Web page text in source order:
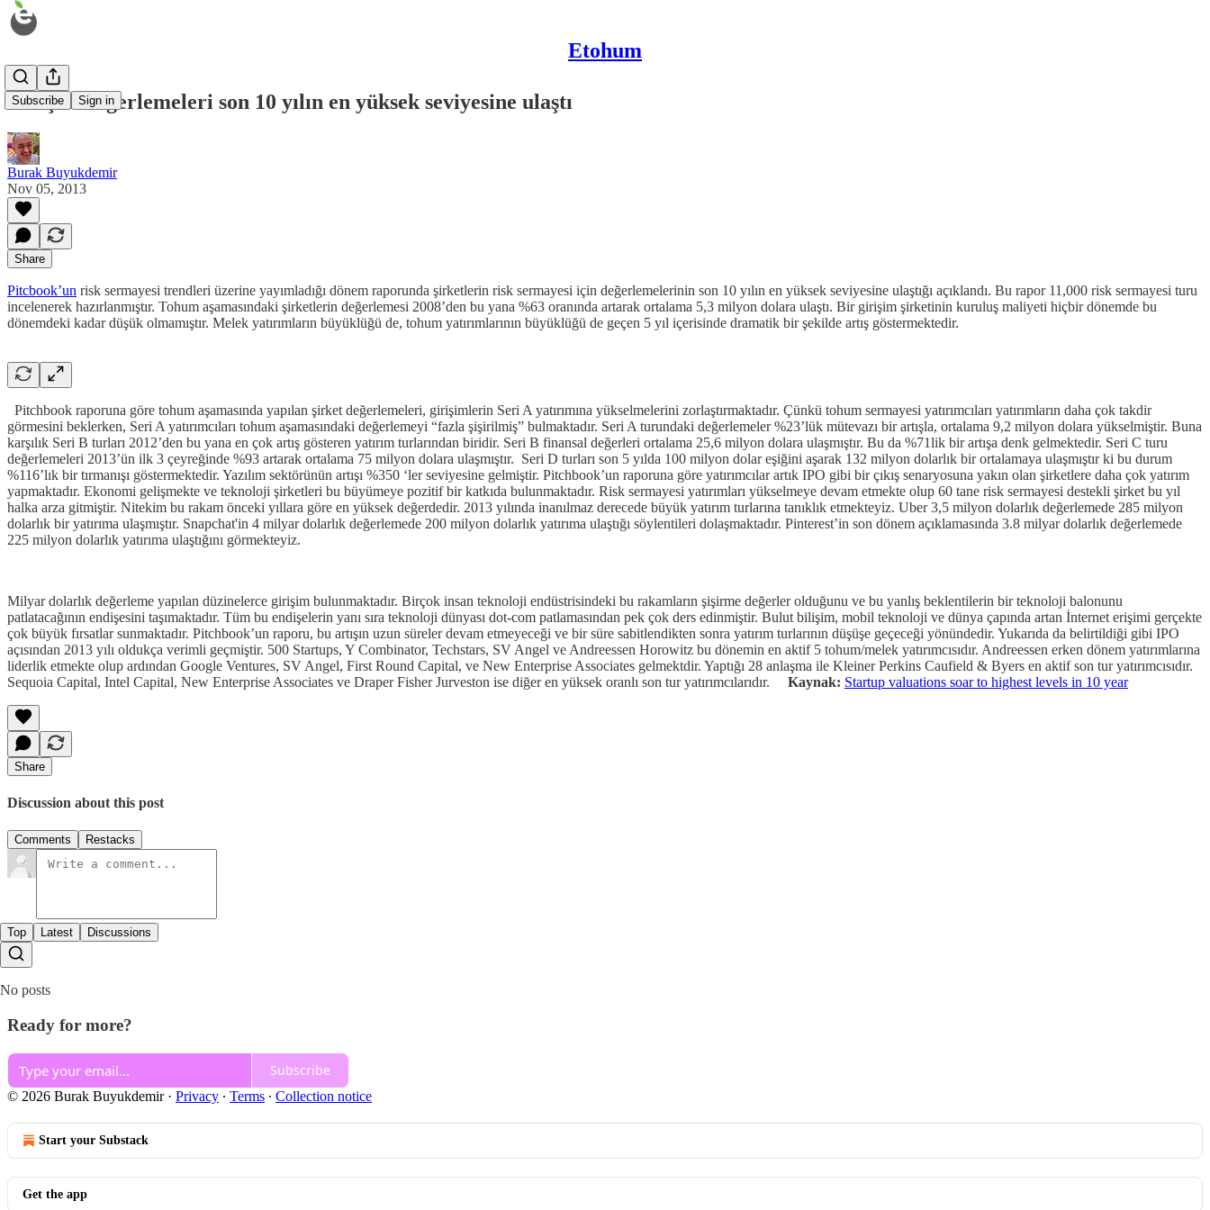
Etohum
Subscribe Sign in
Girişim değerlemeleri son 10 yılın en yüksek seviyesine ulaştı
Burak Buyukdemir
Nov 05, 2013
Share
Pitcbook’un risk sermayesi trendleri üzerine yayımladığı dönem raporunda şirketlerin risk sermayesi için değerlemelerinin son 10 yılın en yüksek seviyesine ulaştığı açıklandı. Bu rapor 11,000 risk sermayesi turu
incelenerek hazırlanmıştır. Tohum aşamasındaki şirketlerin değerlemesi 2008’den bu yana %63 oranında artarak ortalama 5,3 milyon dolara ulaştı. Bir girişim şirketinin kuruluş maliyeti hiçbir dönemde bu
dönemdeki kadar düşük olmamıştır. Melek yatırımların büyüklüğü de, tohum yatırımlarının büyüklüğü de geçen 5 yıl içerisinde dramatik bir şekilde artış göstermektedir.
Pitchbook raporuna göre tohum aşamasında yapılan şirket değerlemeleri, girişimlerin Seri A yatırımına yükselmelerini zorlaştırmaktadır. Çünkü tohum sermayesi yatırımcıları yatırımların daha çok takdir
görmesini beklerken, Seri A yatırımcıları tohum aşamasındaki değerlemeyi “fazla şişirilmiş” bulmaktadır. Seri A turundaki değerlemeler %23’lük mütevazı bir artışla, ortalama 9,2 milyon dolara yükselmiştir. Buna
karşılık Seri B turları 2012’den bu yana en çok artış gösteren yatırım turlarından biridir. Seri B finansal değerleri ortalama 25,6 milyon dolara ulaşmıştır. Bu da %71lik bir artışa denk gelmektedir. Seri C turu
değerlemeleri 2013’ün ilk 3 çeyreğinde %93 artarak ortalama 75 milyon dolara ulaşmıştır. Seri D turları son 5 yılda 100 milyon dolar eşiğini aşarak 132 milyon dolarlık bir ortalamaya ulaşmıştır ki bu durum
%116’lık bir tırmanışı göstermektedir. Yazılım sektörünün artışı %350 ‘ler seviyesine gelmiştir. Pitchbook’un raporuna göre yatırımcılar artık IPO gibi bir çıkış senaryosuna yakın olan şirketlere daha çok yatırım
yapmaktadır. Ekonomi gelişmekte ve teknoloji şirketleri bu büyümeye pozitif bir katkıda bulunmaktadır. Risk sermayesi yatırımları yükselmeye devam etmekte olup 60 tane risk sermayesi destekli şirket bu yıl
halka arza gitmiştir. Nitekim bu rakam önceki yıllara göre en yüksek değerdedir. 2013 yılında inanılmaz derecede büyük yatırım turlarına tanıklık etmekteyiz. Uber 3,5 milyon dolarlık değerlemede 285 milyon
dolarlık bir yatırıma ulaşmıştır. Snapchat'in 4 milyar dolarlık değerlemede 200 milyon dolarlık yatırıma ulaştığı söylentileri dolaşmaktadır. Pinterest’in son dönem açıklamasında 3.8 milyar dolarlık değerlemede
225 milyon dolarlık yatırıma ulaştığını görmekteyiz.
Milyar dolarlık değerleme yapılan düzinelerce girişim bulunmaktadır. Birçok insan teknoloji endüstrisindeki bu rakamların şişirme değerler olduğunu ve bu yanlış beklentilerin bir teknoloji balonunu
patlatacağının endişesini taşımaktadır. Tüm bu endişelerin yanı sıra teknoloji dünyası dot-com patlamasından pek çok ders edinmiştir. Bulut bilişim, mobil teknoloji ve dünya çapında artan İnternet erişimi gerçekte
çok büyük fırsatlar sunmaktadır. Pitchbook’un raporu, bu artışın uzun süreler devam etmeyeceği ve bir süre sabitlendikten sonra yatırım turlarının düşüşe geçeceği yönündedir. Yukarıda da belirtildiği gibi IPO
açısından 2013 yılı oldukça verimli geçmiştir. 500 Startups, Y Combinator, Techstars, SV Angel ve Andreessen Horowitz bu dönemin en aktif 5 tohum/melek yatırımcısıdır. Andreessen erken dönem yatırımlarına
liderlik etmekte olup ardından Google Ventures, SV Angel, First Round Capital, ve New Enterprise Associates gelmektdir. Yaptığı 28 anlaşma ile Kleiner Perkins Caufield & Byers en aktif son tur yatırımcısıdır.
Sequoia Capital, Intel Capital, New Enterprise Associates ve Draper Fisher Jurveston ise diğer en yüksek oranlı son tur yatırımcılarıdır. Kaynak: Startup valuations soar to highest levels in 10 year
Share
Discussion about this post
Comments Restacks
Top Latest Discussions
No posts
Ready for more?
Subscribe
© 2026 Burak Buyukdemir· Privacy ∙ Terms ∙ Collection notice
Start your Substack
Get the app